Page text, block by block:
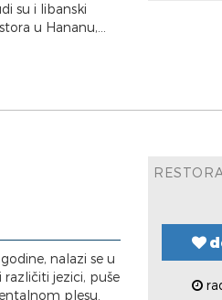
su i libanski
u Hananu,...
nalazi se u
jezici, puše
plesu.